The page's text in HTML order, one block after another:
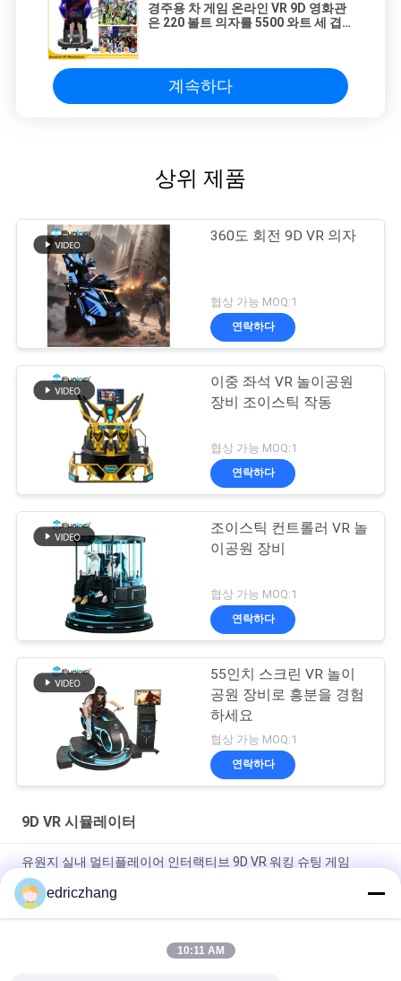
경주용 차 게임 온라인 VR 9D 영화관
은 220 볼트 의자를 5500 와트 세 겹
계속하다
상위 제품
360도 회전 9D VR 의자
협상 가능 MOQ:1
연락하다
이중 좌석 VR 놀이공원
장비 조이스틱 작동
협상 가능 MOQ:1
연락하다
조이스틱 컨트롤러 VR 놀
이공원 장비
협상 가능 MOQ:1
연락하다
55인치 스크린 VR 놀이
공원 장비로 흥분을 경험
하세요
협상 가능 MOQ:1
연락하다
9D VR 시뮬레이터
유원지 실내 멀티플레이어 인터랙티브 9D VR 워킹 슈팅 게임
6개의 좌석 9d 시뮬레이터를 가진 VR 시뮬레이터 실내 9D VR 시
뮬레이터 게임 기계
상호 작용하는 아케이드 게임 기계 Vr Ｅ 우주 유영 9d 가상 현실
edriczhang
10:11 AM